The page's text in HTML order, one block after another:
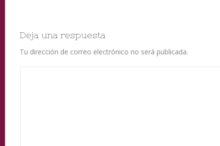
Deja una respuesta
Tu dirección de correo electrónico no será publicada.